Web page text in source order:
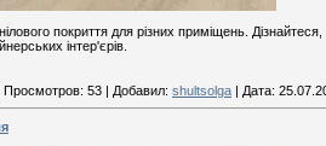
покриття для різних приміщень.
інтер'єрів.
Просмотров: 53 | Добавил: shultsolga | Дата: